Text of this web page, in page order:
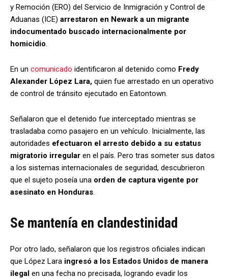
y Remoción (ERO) del Servicio de Inmigración y Control de
Aduanas (ICE) arrestaron en Newark a un migrante
indocumentado buscado internacionalmente por
homicidio.
En un comunicado identificaron al detenido como Fredy
Alexander López Lara, quien fue arrestado en un operativo
de control de tránsito ejecutado en Eatontown.
Señalaron que el detenido fue interceptado mientras se
trasladaba como pasajero en un vehículo. Inicialmente, las
autoridades efectuaron el arresto debido a su estatus
migratorio irregular en el país. Pero tras someter sus datos
a los sistemas internacionales de seguridad, descubrieron
que el sujeto poseía una orden de captura vigente por
asesinato en Honduras.
Se mantenía en clandestinidad
Por otro lado, señalaron que los registros oficiales indican
que López Lara ingresó a los Estados Unidos de manera
ilegal en una fecha no precisada, logrando evadir los